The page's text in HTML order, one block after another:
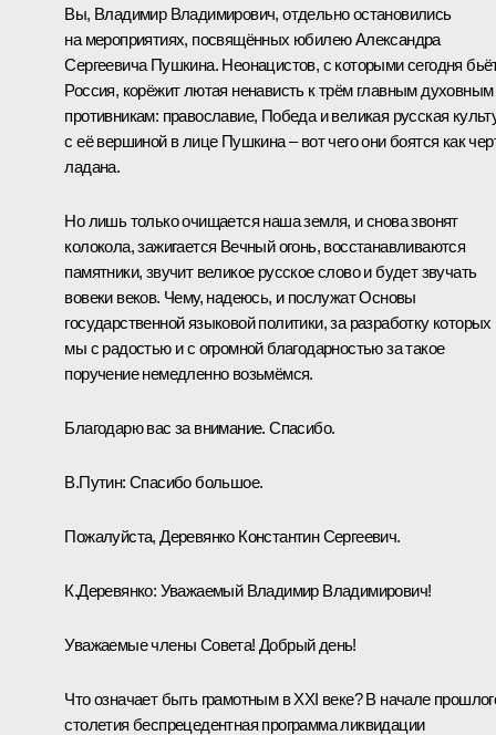
Вы, Владимир Владимирович, отдельно остановились
на мероприятиях, посвящённых юбилею Александра
Сергеевича Пушкина. Неонацистов, с которыми сегодня
Россия, корёжит лютая ненависть к трём главным духовным
противникам: православие, Победа и великая русская
с её вершиной в лице Пушкина – вот чего они боятся как
ладана.
Но лишь только очищается наша земля, и снова звонят
колокола, зажигается Вечный огонь, восстанавливаются
памятники, звучит великое русское слово и будет звучать
вовеки веков. Чему, надеюсь, и послужат Основы
государственной языковой политики, за разработку которых
мы с радостью и с огромной благодарностью за такое
поручение немедленно возьмёмся.
Благодарю вас за внимание. Спасибо.
В.Путин: Спасибо большое.
Пожалуйста, Деревянко Константин Сергеевич.
К.Деревянко: Уважаемый Владимир Владимирович!
Уважаемые члены Совета! Добрый день!
Что означает быть грамотным в XXI веке? В начале
столетия беспрецедентная программа ликвидации